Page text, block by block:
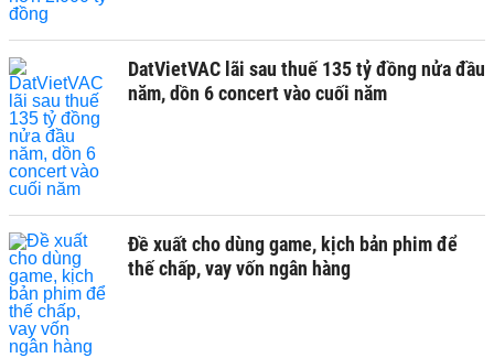
DatVietVAC lãi sau thuế 135 tỷ đồng nửa đầu
năm, dồn 6 concert vào cuối năm
Đề xuất cho dùng game, kịch bản phim để
thế chấp, vay vốn ngân hàng